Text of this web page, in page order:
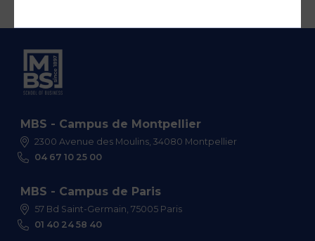
MBS - Campus de Montpellier
2300 Avenue des Moulins, 34080 Montpellier
04 67 10 25 00
MBS - Campus de Paris
57 Bd Saint-Germain, 75005 Paris
01 40 24 58 40